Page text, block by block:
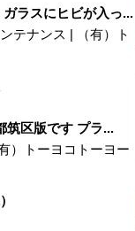
ラスにヒビが入っ...
テナンス |
（有）ト
筑区版です プラ...
有）トーヨコトーヨー